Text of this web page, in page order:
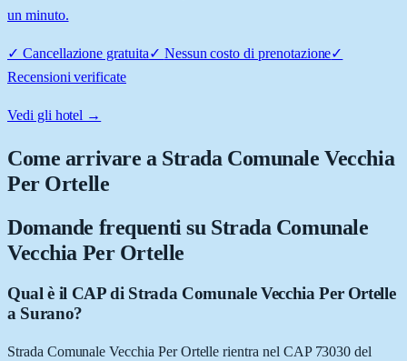
un minuto.
✓ Cancellazione gratuita✓ Nessun costo di prenotazione✓
Recensioni verificate
Vedi gli hotel →
Come arrivare a Strada Comunale Vecchia
Per Ortelle
Domande frequenti su Strada Comunale
Vecchia Per Ortelle
Qual è il CAP di Strada Comunale Vecchia Per Ortelle
a Surano?
Strada Comunale Vecchia Per Ortelle rientra nel CAP 73030 del